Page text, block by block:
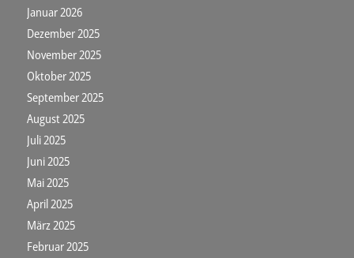
Januar 2026
Dezember 2025
November 2025
Oktober 2025
September 2025
August 2025
Juli 2025
Juni 2025
Mai 2025
April 2025
März 2025
Februar 2025